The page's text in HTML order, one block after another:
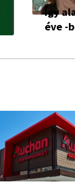
Így
éve -